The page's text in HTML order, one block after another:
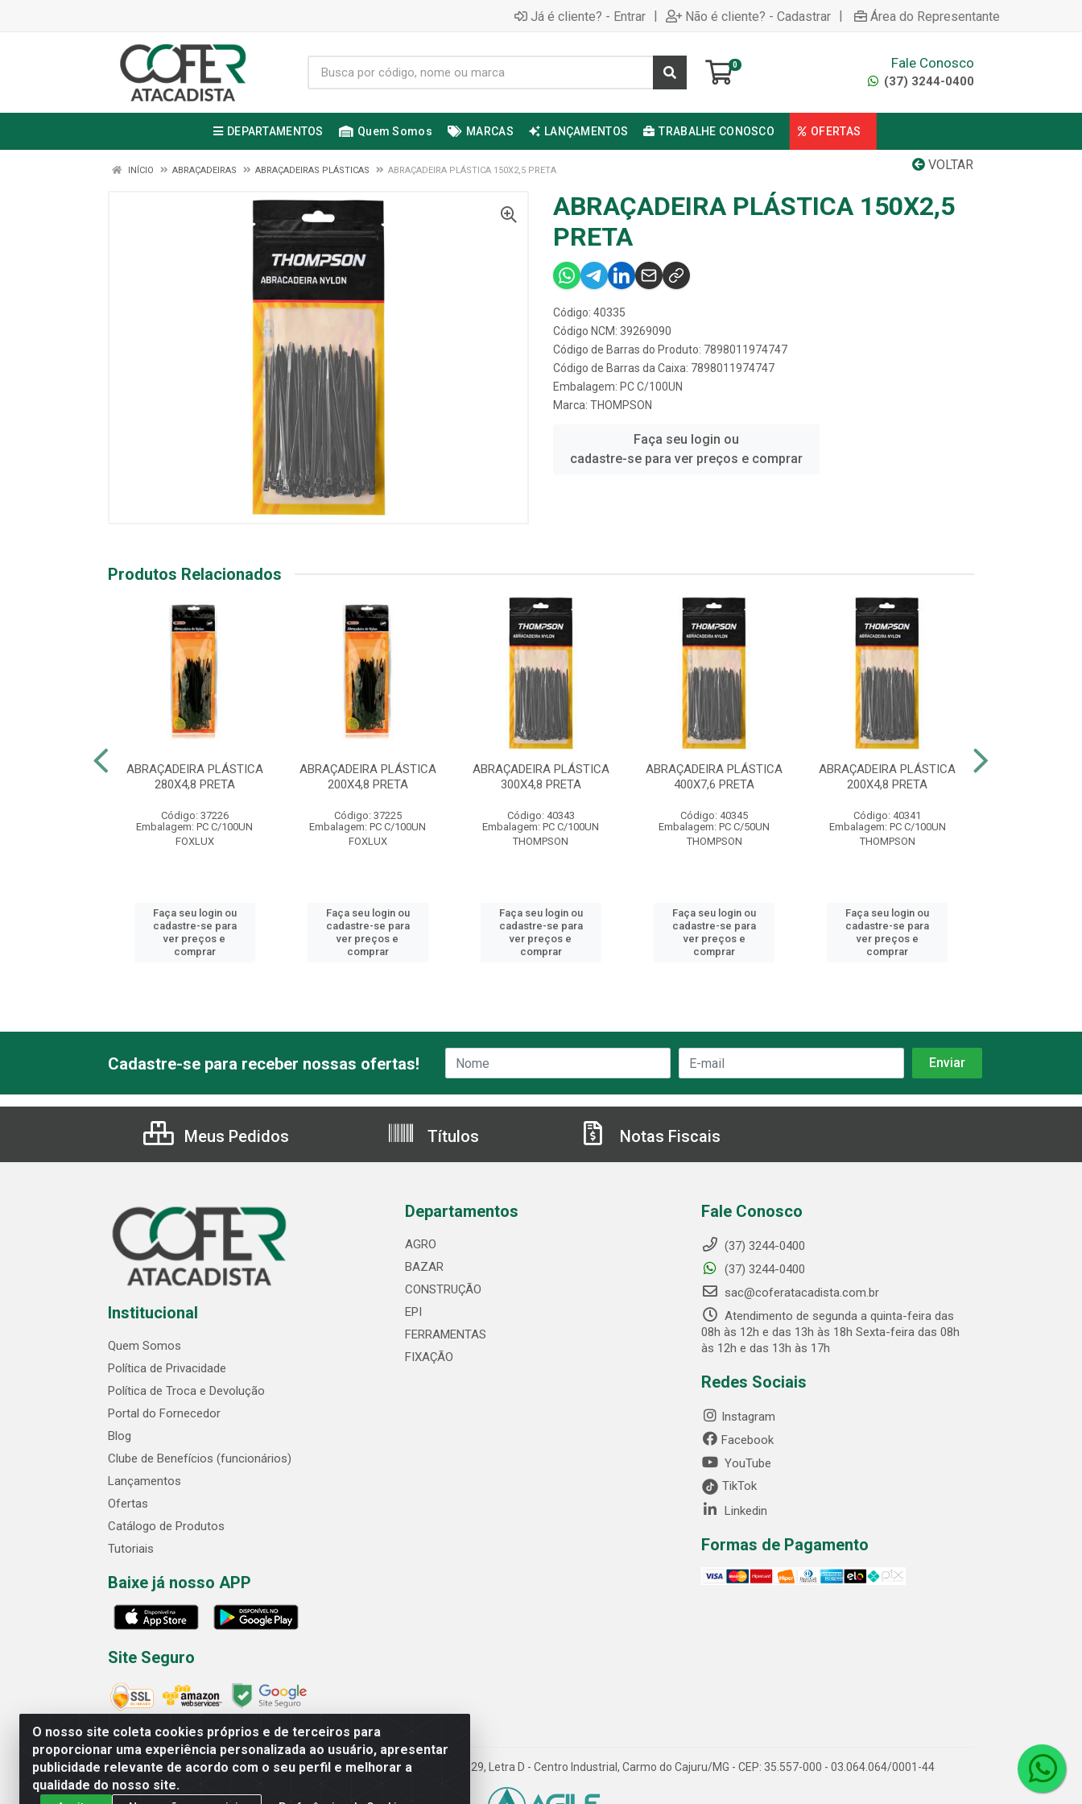
Já é cliente? - Entrar | Não é cliente? - Cadastrar | Área do Representante
0 Fale Conosco
(37) 3244-0400
DEPARTAMENTOS Quem Somos MARCAS LANÇAMENTOS TRABALHE CONOSCO OFERTAS
VOLTAR
INÍCIO ABRAÇADEIRAS ABRAÇADEIRAS PLÁSTICAS ABRAÇADEIRA PLÁSTICA 150X2,5 PRETA
ABRAÇADEIRA PLÁSTICA 150X2,5
PRETA
Código: 40335
Código NCM: 39269090
Código de Barras do Produto: 7898011974747
Código de Barras da Caixa: 7898011974747
Embalagem: PC C/100UN
Marca: THOMPSON
Faça seu login ou
cadastre-se para ver preços e comprar
Produtos Relacionados
ABRAÇADEIRA PLÁSTICA
280X4,8 PRETA
Código: 37226
Embalagem: PC C/100UN
FOXLUX
Faça seu login ou
cadastre-se para
ver preços e
comprar
ABRAÇADEIRA PLÁSTICA
200X4,8 PRETA
Código: 37225
Embalagem: PC C/100UN
FOXLUX
Faça seu login ou
cadastre-se para
ver preços e
comprar
ABRAÇADEIRA PLÁSTICA
300X4,8 PRETA
Código: 40343
Embalagem: PC C/100UN
THOMPSON
Faça seu login ou
cadastre-se para
ver preços e
comprar
ABRAÇADEIRA PLÁSTICA
400X7,6 PRETA
Código: 40345
Embalagem: PC C/50UN
THOMPSON
Faça seu login ou
cadastre-se para
ver preços e
comprar
ABRAÇADEIRA PLÁSTICA
200X4,8 PRETA
Código: 40341
Embalagem: PC C/100UN
THOMPSON
Faça seu login ou
cadastre-se para
ver preços e
comprar
O nosso site coleta cookies próprios e de terceiros para
proporcionar uma experiência personalizada ao usuário, apresentar
publicidade relevante de acordo com o seu perfil e melhorar a
qualidade do nosso site.
Cadastre-se para receber nossas ofertas!
Meus Pedidos Títulos Notas Fiscais
Institucional
Quem Somos
Política de Privacidade
Política de Troca e Devolução
Portal do Fornecedor
Blog
Clube de Benefícios (funcionários)
Lançamentos
Ofertas
Catálogo de Produtos
Tutoriais
Baixe já nosso APP
Site Seguro
Departamentos
AGRO
BAZAR
CONSTRUÇÃO
EPI
FERRAMENTAS
FIXAÇÃO
Fale Conosco
(37) 3244-0400
(37) 3244-0400
sac@coferatacadista.com.br
Atendimento de segunda a quinta-feira das
08h às 12h e das 13h às 18h Sexta-feira das 08h
às 12h e das 13h às 17h
Redes Sociais
Instagram
Facebook
YouTube
TikTok
Linkedin
Formas de Pagamento
Cofer Importadora e Distribuidora LTDA - Avenida Progresso, 1829, Letra D - Centro Industrial, Carmo do Cajuru/MG - CEP: 35.557-000 - 03.064.064/0001-44